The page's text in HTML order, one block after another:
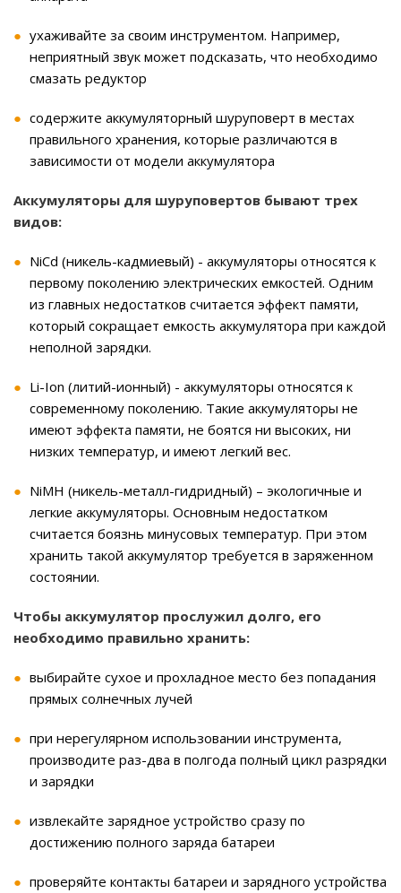
ухаживайте за своим инструментом. Например,
неприятный звук может подсказать, что необходимо
смазать редуктор
содержите аккумуляторный шуруповерт в местах
правильного хранения, которые различаются в
зависимости от модели аккумулятора
Аккумуляторы для шуруповертов бывают трех
видов:
NiCd (никель-кадмиевый) - аккумуляторы относятся к
первому поколению электрических емкостей. Одним
из главных недостатков считается эффект памяти,
который сокращает емкость аккумулятора при каждой
неполной зарядки.
Li-Ion (литий-ионный) - аккумуляторы относятся к
современному поколению. Такие аккумуляторы не
имеют эффекта памяти, не боятся ни высоких, ни
низких температур, и имеют легкий вес.
NiMH (никель-металл-гидридный) – экологичные и
легкие аккумуляторы. Основным недостатком
считается боязнь минусовых температур. При этом
хранить такой аккумулятор требуется в заряженном
состоянии.
Чтобы аккумулятор прослужил долго, его
необходимо правильно хранить:
выбирайте сухое и прохладное место без попадания
прямых солнечных лучей
при нерегулярном использовании инструмента,
производите раз-два в полгода полный цикл разрядки
и зарядки
извлекайте зарядное устройство сразу по
достижению полного заряда батареи
проверяйте контакты батареи и зарядного устройства